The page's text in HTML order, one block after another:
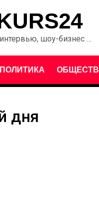
шоу-бизнес …
ПОЛИТИКА
дня